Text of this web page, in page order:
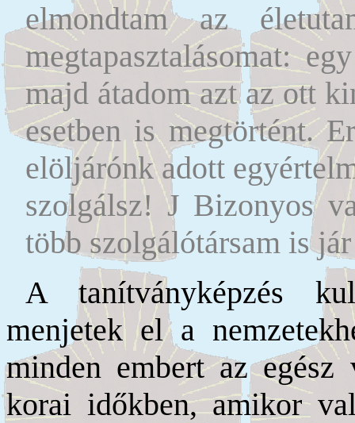
elmondtam az
megtapasztalásomat:
majd átadom azt az ott
esetben is megtörtént.
elöljárónk adott
szolgálsz!J Bizonyos
több szolgálótársam is
A tanítványképzés
menjetek el a
minden embert az
korai időkben, amikor